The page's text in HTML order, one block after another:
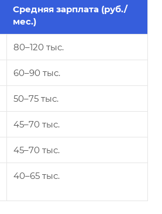
Средняя зарплата (руб./
мес.)
80–120 тыс.
60–90 тыс.
50–75 тыс.
45–70 тыс.
45–70 тыс.
40–65 тыс.